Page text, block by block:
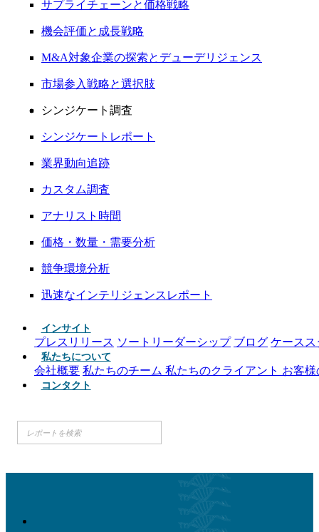
サプライチェーンと価格戦略
機会評価と成長戦略
M&A対象企業の探索とデューデリジェンス
市場参入戦略と選択肢
シンジケート調査
シンジケートレポート
業界動向追跡
カスタム調査
アナリスト時間
価格・数量・需要分析
競争環境分析
迅速なインテリジェンスレポート
インサイト
プレスリリース ソートリーダーシップ ブログ ケースス
私たちについて
会社概要 私たちのチーム 私たちのクライアント お客
コンタクト